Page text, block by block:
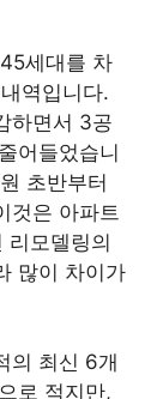
세대를 차
역입니다.
하면서 3공
어들었습니
초반부터
것은 아파트
리모델링의
많이 차이가
의 최신 6개
로 적지만,